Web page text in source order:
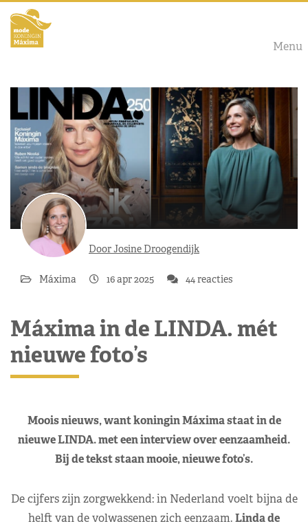
Menu
Door Josine Droogendijk
Máxima 16 apr 2025 44 reacties
Máxima in de LINDA. mét
nieuwe foto’s
Moois nieuws, want koningin Máxima staat in de
nieuwe LINDA. met een interview over eenzaamheid.
Bij de tekst staan mooie, nieuwe foto’s.
De cijfers zijn zorgwekkend: in Nederland voelt bijna de
helft van de volwassenen zich eenzaam.Linda de